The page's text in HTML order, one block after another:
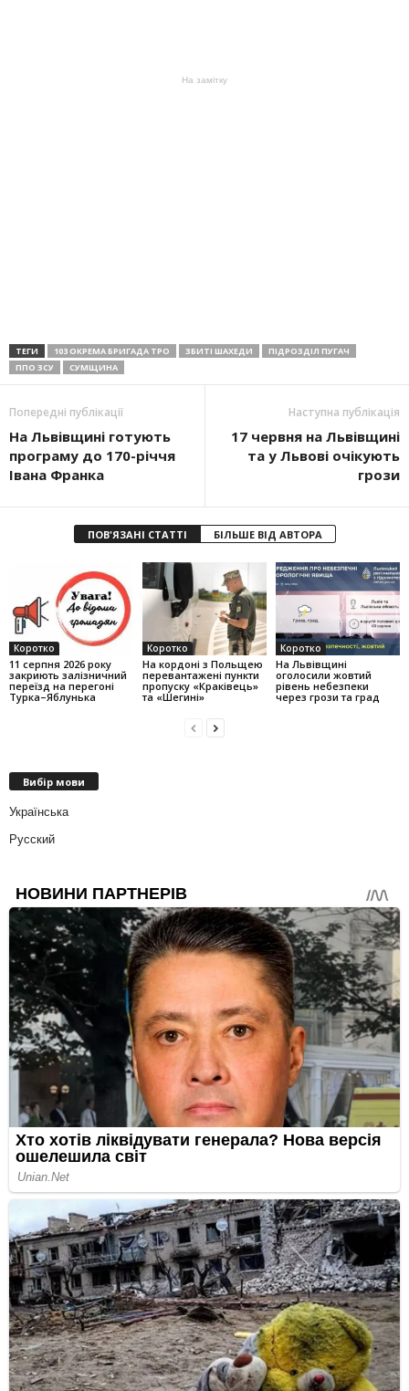
На замітку
ТЕГИ 103 ОКРЕМА БРИГАДА ТРО ЗБИТІ ШАХЕДИ
ПІДРОЗДІЛ ПУГАЧ
ППО ЗСУ
СУМЩИНА
Попередні публікації
На Львівщині готують
програму до 170-річчя
Івана Франка
Наступна публікація
17 червня на Львівщині
та у Львові очікують
грози
ПОВ'ЯЗАНІ СТАТТІ БІЛЬШЕ ВІД АВТОРА
Коротко
11 серпня 2026 року
закриють залізничний
переїзд на перегоні
Турка–Яблунька
Коротко
На кордоні з Польщею
перевантажені пункти
пропуску «Краківець»
та «Шегині»
Коротко
На Львівщині
оголосили жовтий
рівень небезпеки
через грози та град
Вибір мови
Українська
Русский